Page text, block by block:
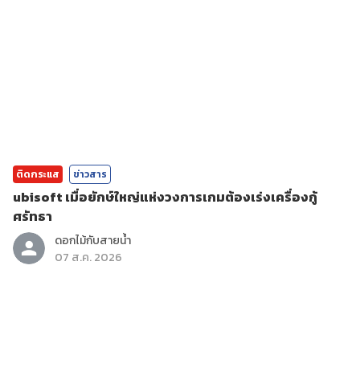
ติดกระแส ข่าวสาร
ubisoft เมื่อยักษ์ใหญ่แห่งวงการเกมต้องเร่งเครื่องกู้
ศรัทธา
ดอกไม้กับสายน้ำ
07 ส.ค. 2026